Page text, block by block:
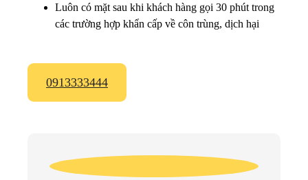
Luôn có mặt sau khi khách hàng gọi 30 phút trong
các trường hợp khẩn cấp về côn trùng, dịch hại
0913333444